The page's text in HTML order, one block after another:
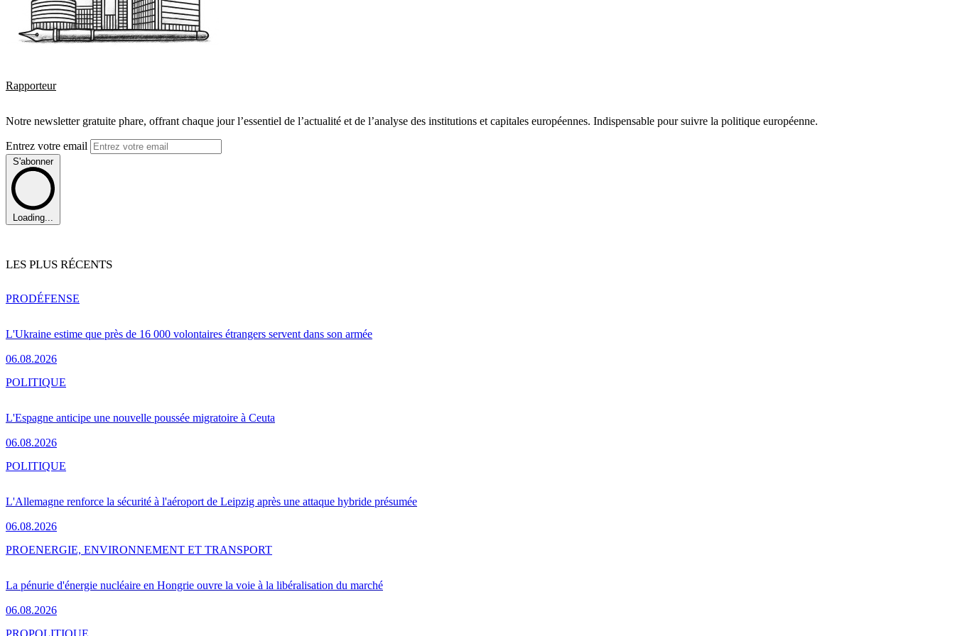
Rapporteur
Notre newsletter gratuite phare, offrant chaque jour l’essentiel de l’actualité et de l’analyse des institutions et capitales européennes. Indispensable pour suivre la politique européenne.
Entrez votre email
S'abonner
Loading...
LES PLUS RÉCENTS
L'Ukraine estime que près de 16 000 volontaires étrangers servent dans son armée
06.08.2026
PRODÉFENSE
L'Espagne anticipe une nouvelle poussée migratoire à Ceuta
06.08.2026
POLITIQUE
L'Allemagne renforce la sécurité à l'aéroport de Leipzig après une attaque hybride présumée
06.08.2026
POLITIQUE
La pénurie d'énergie nucléaire en Hongrie ouvre la voie à la libéralisation du marché
06.08.2026
PROENERGIE, ENVIRONNEMENT ET TRANSPORT